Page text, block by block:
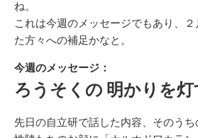
ね。
これは今週のメッセージでもあり、
た方々への補足かなと。
今週のメッセージ：
ろうそくの 明かりを灯
先日の自立研で話した内容、そのう